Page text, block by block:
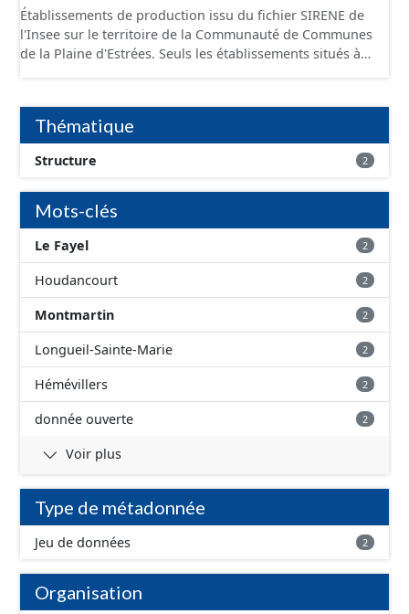
Établissements de production issu du fichier SIRENE de
l'Insee sur le territoire de la Communauté de Communes
de la Plaine d'Estrées. Seuls les établissements situés à
conformément aux prescriptions du standard CNIG Sites
Économiques. Ce lot ne contient pas la référence aux
terrains à vocation économique à ce jour. Il est filtré au-
delà des prescriptions du CNIG se limitant aux SCI.
Thématique
Structure 2
Mots-clés
Le Fayel 2
Houdancourt 2
Montmartin 2
Longueil-Sainte-Marie 2
Hémévillers 2
donnée ouverte 2
Voir plus
Type de métadonnée
Jeu de données 2
Organisation